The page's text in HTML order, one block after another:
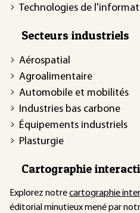
Technologies de
Secteurs industriels
Aérospatial
Agroalimentaire
Automobile et mobilités
Industries bas carbone
Équipements industriels
Plasturgie
Cartographie
Explorez notrecartographie
éditorial minutieux mené par